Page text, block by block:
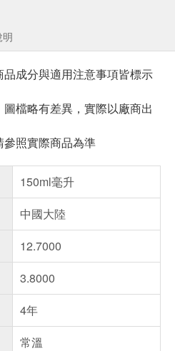
成分與適用注意事項皆標示
檔略有差異，實際以廠商出
照實際商品為準
150ml毫升
中國大陸
12.7000
3.8000
4年
常溫